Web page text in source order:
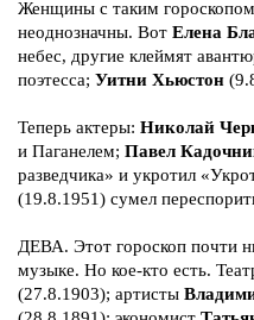
Женщины с таким
неоднозначны. Вот Елена
небес, другие клеймят
поэтесса; Уитни Хьюстон
Теперь актеры: Николай
и Паганелем; Павел
разведчика» и укротил
(19.8.1951) сумел
ДЕВА. Этот гороскоп почти
музыке. Но кое-кто есть.
(27.8.1903); артисты